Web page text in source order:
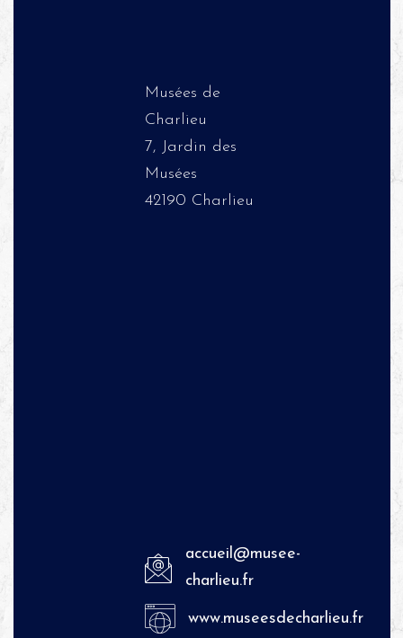
Musées de
Charlieu
7, Jardin des
Musées
42190 Charlieu
accueil@musee-
charlieu.fr
www.museesdecharlieu.fr